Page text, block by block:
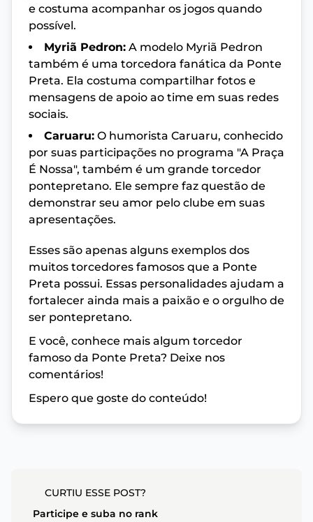
e costuma acompanhar os jogos quando
possível.
Myriã Pedron: A modelo Myriã Pedron
também é uma torcedora fanática da Ponte
Preta. Ela costuma compartilhar fotos e
mensagens de apoio ao time em suas redes
sociais.
Caruaru: O humorista Caruaru, conhecido
por suas participações no programa "A Praça
É Nossa", também é um grande torcedor
pontepretano. Ele sempre faz questão de
demonstrar seu amor pelo clube em suas
apresentações.
Esses são apenas alguns exemplos dos
muitos torcedores famosos que a Ponte
Preta possui. Essas personalidades ajudam a
fortalecer ainda mais a paixão e o orgulho de
ser pontepretano.
E você, conhece mais algum torcedor
famoso da Ponte Preta? Deixe nos
comentários!
Espero que goste do conteúdo!
CURTIU ESSE POST?
Participe e suba no rank